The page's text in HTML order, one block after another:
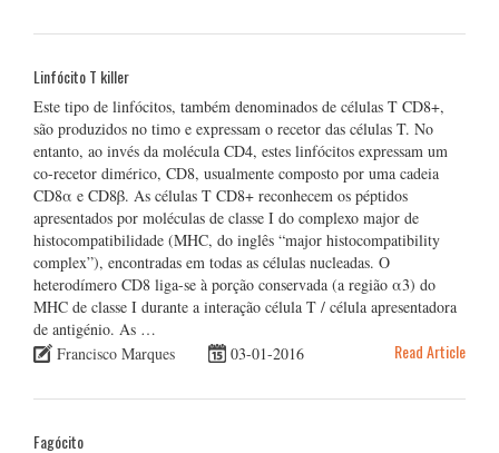
Linfócito T killer
Este tipo de linfócitos, também denominados de células T CD8+,
são produzidos no timo e expressam o recetor das células T. No
entanto, ao invés da molécula CD4, estes linfócitos expressam um
co-recetor dimérico, CD8, usualmente composto por uma cadeia
CD8α e CD8β. As células T CD8+ reconhecem os péptidos
apresentados por moléculas de classe I do complexo major de
histocompatibilidade (MHC, do inglês “major histocompatibility
complex”), encontradas em todas as células nucleadas. O
heterodímero CD8 liga-se à porção conservada (a região α3) do
MHC de classe I durante a interação célula T / célula apresentadora
de antigénio. As …
Francisco Marques
03-01-2016 Read Article
Fagócito